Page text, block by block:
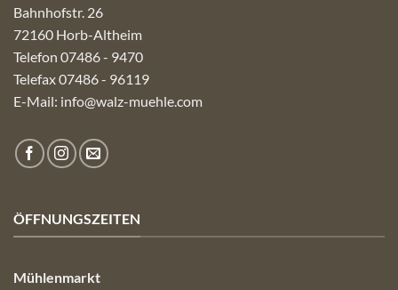
Bahnhofstr. 26
72160 Horb-Altheim
Telefon 07486 - 9470
Telefax 07486 - 96119
E-Mail: info@walz-muehle.com
ÖFFNUNGSZEITEN
Mühlenmarkt